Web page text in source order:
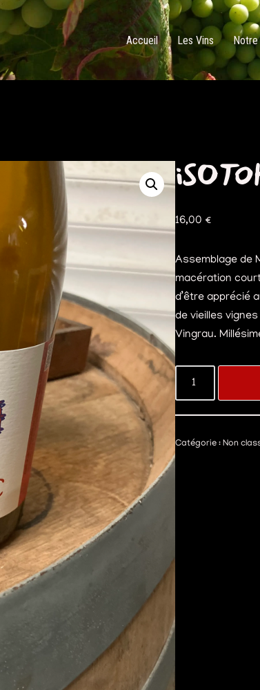
Accueil Les Vins
16,00 €
Assemblage de
macération
d’être apprécié
de vieilles
Vingrau.
Catégorie : Non